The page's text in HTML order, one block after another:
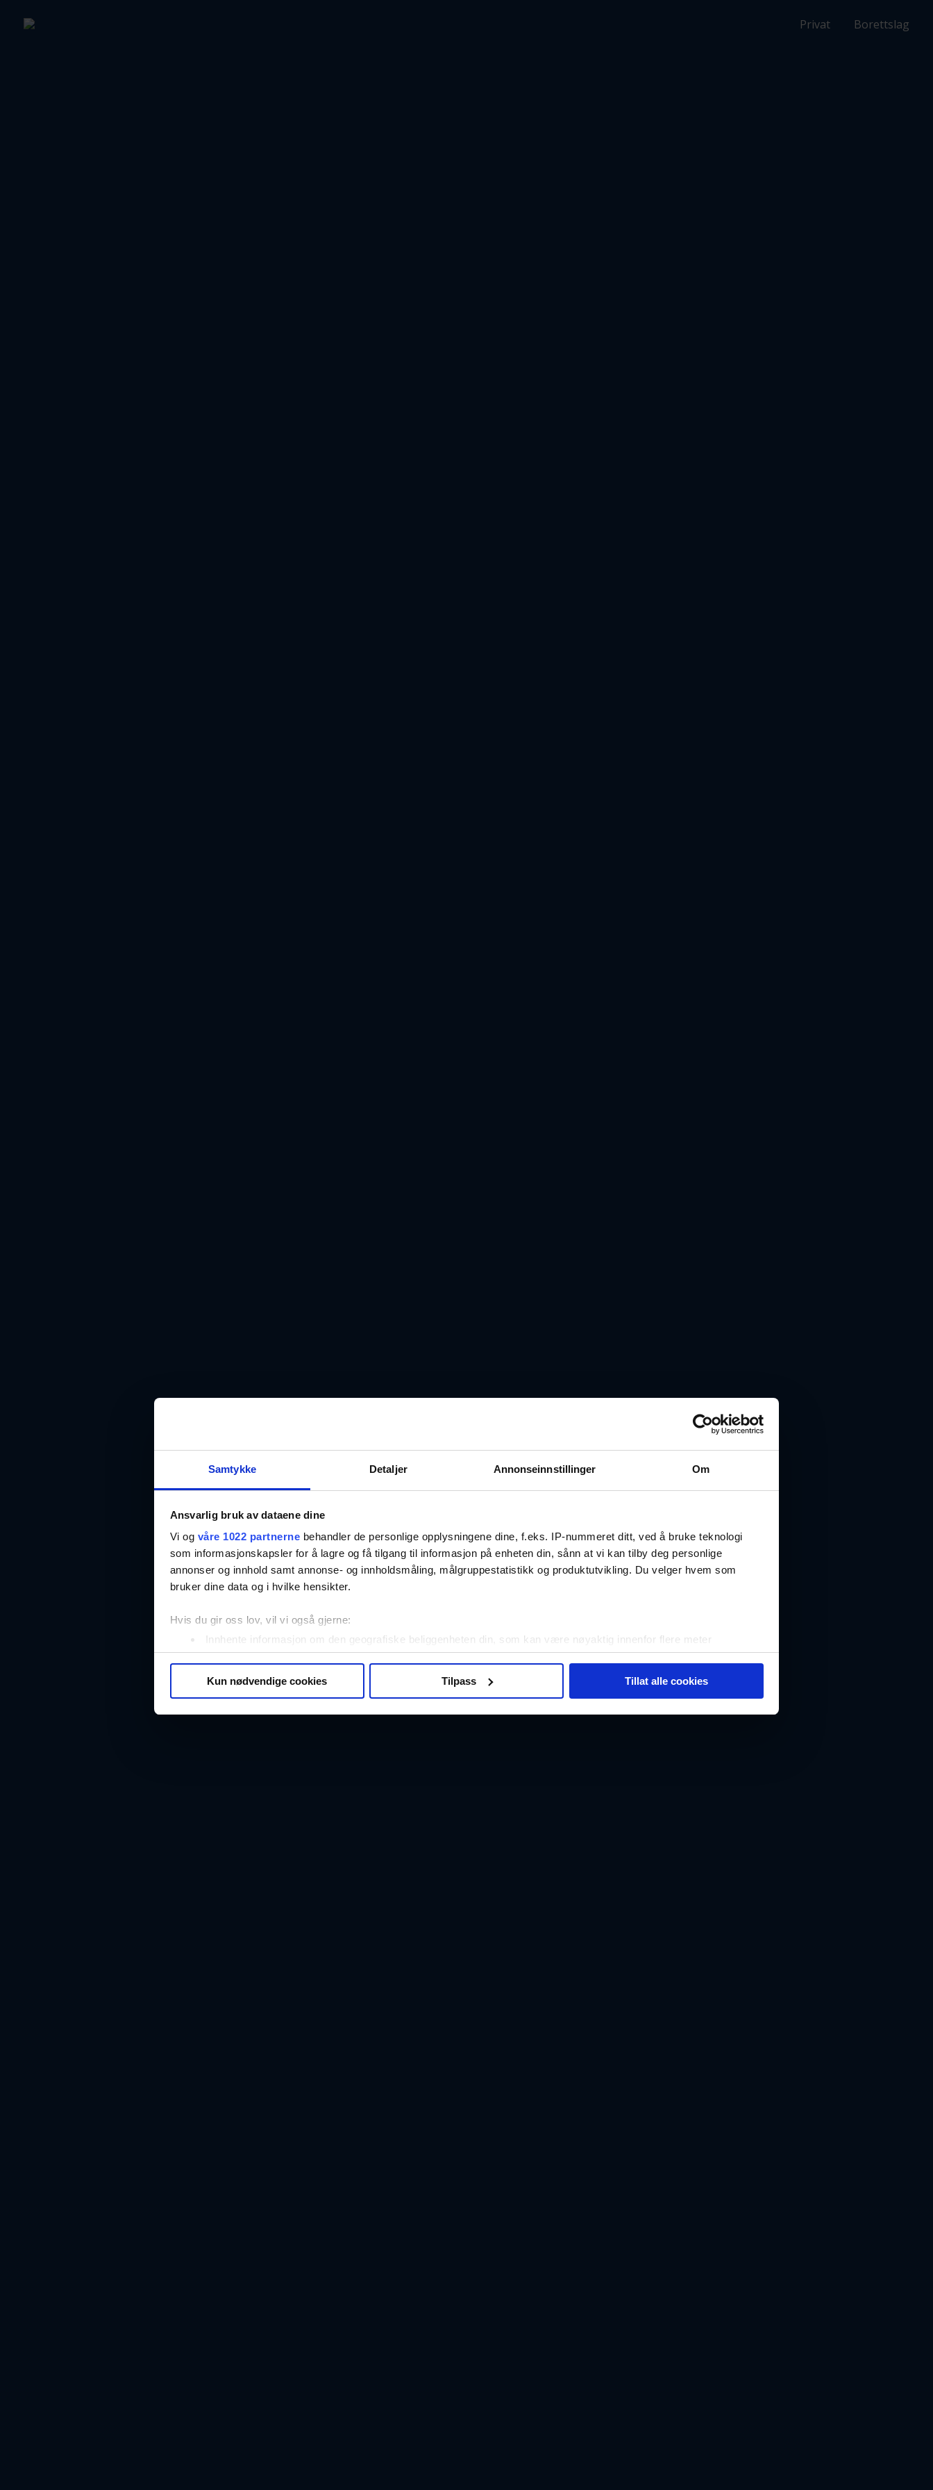
Samtykke Detaljer Annonseinnstillinger Om
Ansvarlig bruk av dataene dine
Vi og våre 1022 partnerne behandler de personlige opplysningene dine, f.eks. IP-nummeret ditt, ved å bruke teknologi
som informasjonskapsler for å lagre og få tilgang til informasjon på enheten din, sånn at vi kan tilby deg personlige
annonser og innhold samt annonse- og innholdsmåling, målgruppestatistikk og produktutvikling. Du velger hvem som
bruker dine data og i hvilke hensikter.
Hvis du gir oss lov, vil vi også gjerne:
Innhente informasjon om den geografiske beliggenheten din, som kan være nøyaktig innenfor flere meter
Identifisere enheten din ved å aktivt skanne den for bestemte karakteristikker (fingeravtrykk)
mer info kan du lese om hvordan dine personlige data behandles og hvordan du kan velge hvordan de skal brukes.
Kun nødvendige cookies Tilpass Tillat alle cookies
Privat Borettslag